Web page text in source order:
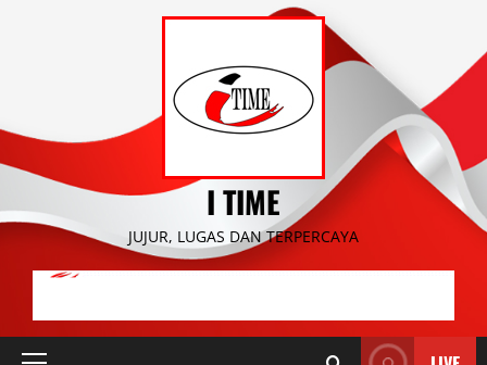
I TIME
JUJUR, LUGAS DAN TERPERCAYA